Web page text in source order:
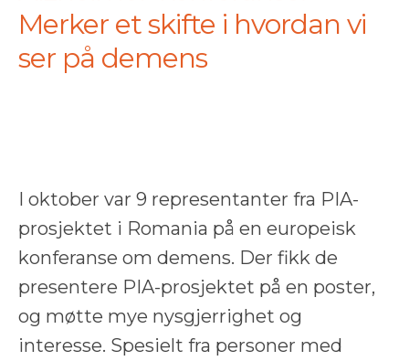
Merker et skifte i hvordan vi
ser på demens
I oktober var 9 representanter fra PIA-
prosjektet i Romania på en europeisk
konferanse om demens. Der fikk de
presentere PIA-prosjektet på en poster,
og møtte mye nysgjerrighet og
interesse. Spesielt fra personer med